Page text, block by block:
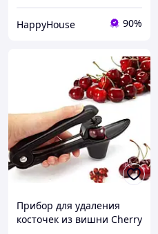
HappyHouse 90%
Прибор для удаления
косточек из вишни Cherry